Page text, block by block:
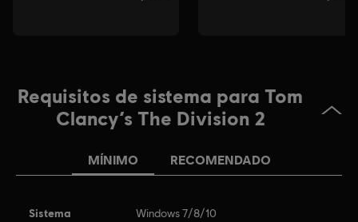
Requisitos de sistema para Tom
Clancy’s The Division 2
MÍNIMO RECOMENDADO
Sistema
Windows 7/8/10